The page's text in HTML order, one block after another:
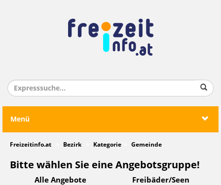
Menü
Freizeitinfo.at Bezirk Kategorie Gemeinde
Bitte wählen Sie eine Angebotsgruppe!
Alle Angebote
Freibäder/Seen